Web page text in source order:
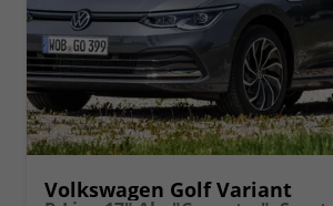
Volkswagen Golf Variant